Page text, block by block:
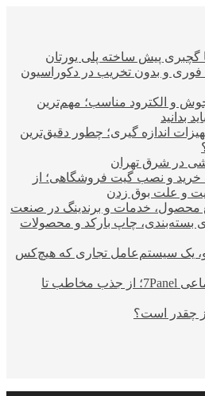
گچبری پیش ساخته پلی یورتان
و بدون تخریب در دکوراسیون
و الکترود مناسب؛ مهم‌ترین
بدانید
اندازه گیری؛ چطور دقیق‌ترین
در شرق تهران
خرید و نصب گیت فروشگاهی؛ از
و علت بوق زدن
محصول، خدمات و برندینگ در صنعت
بسته‌بندی، چاپ بارکد و محصولات
یک سیستم‌عامل تجاری که هیچ‌کس
خدمات شبکه‌های اجتماعی 7Panel؛ از جذب مخاطب تا
چقدر است؟